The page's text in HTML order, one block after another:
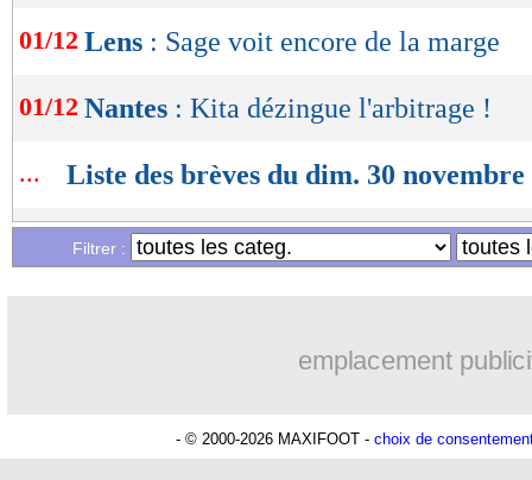
01/12 Lens : Sage voit encore de la marge
01/12 Nantes : Kita dézingue l'arbitrage !
... Liste des brèves du dim. 30 novembre
Liste des brèves du sam. 29 novembre
Filtrer :
emplacement
- © 2000-2026 MAXIFOOT - choix de